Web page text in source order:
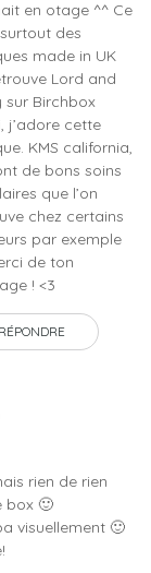
en otage ^^ Ce
des
made in UK
Lord and
sur Birchbox
j’adore cette
KMS california,
de bons soins
que l’on
chez certains
par exemple
de ton
! <3
RÉPONDRE
rien de rien
box 🙂
visuellement 🙂